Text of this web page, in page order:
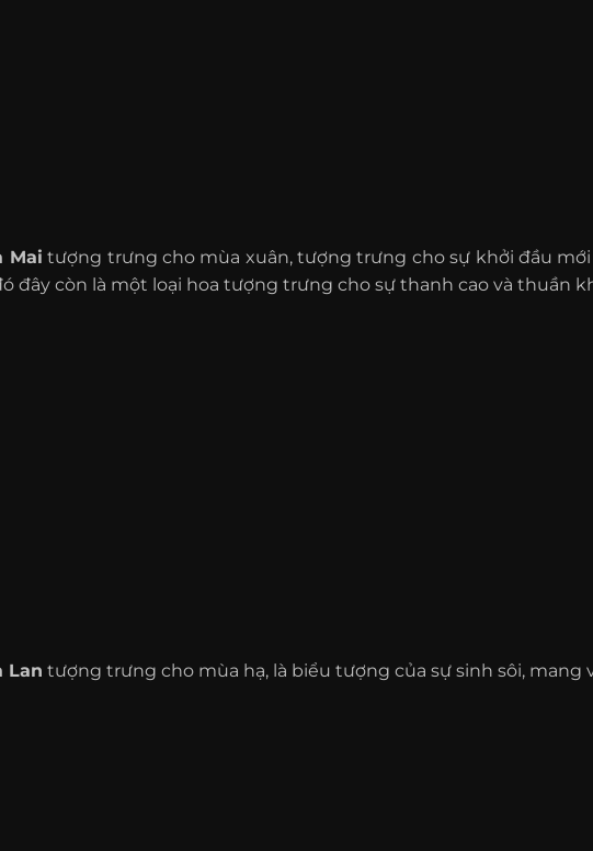
Mai tượng trưng cho mùa xuân, tượng trưng cho sự khởi đầu
đây còn là một loại hoa tượng trưng cho sự thanh cao và thuần
Lan tượng trưng cho mùa hạ, là biểu tượng của sự sinh sôi, mang